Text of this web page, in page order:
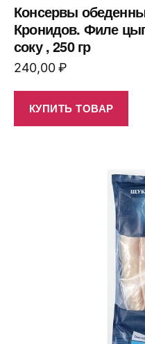
Консервы
Кронидов. Филе
соку , 250 гр
240,00₽
КУПИТЬ ТОВАР